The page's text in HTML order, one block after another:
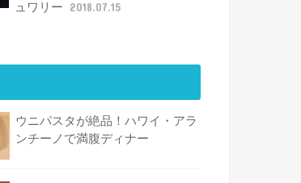
ュワリー
2018.07.15
ウニパスタが絶品！ハワイ・アラ
ンチーノで満腹ディナー